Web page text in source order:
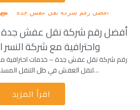
أفضل رقم شركة نقل عفش جدة
واحترافية مع شركة
رقم شركة نقل عفش جدة – خدمات احترافية
لنقل العفش في ظل التنقل المستمر بين المنازل…
اقرأ المزيد